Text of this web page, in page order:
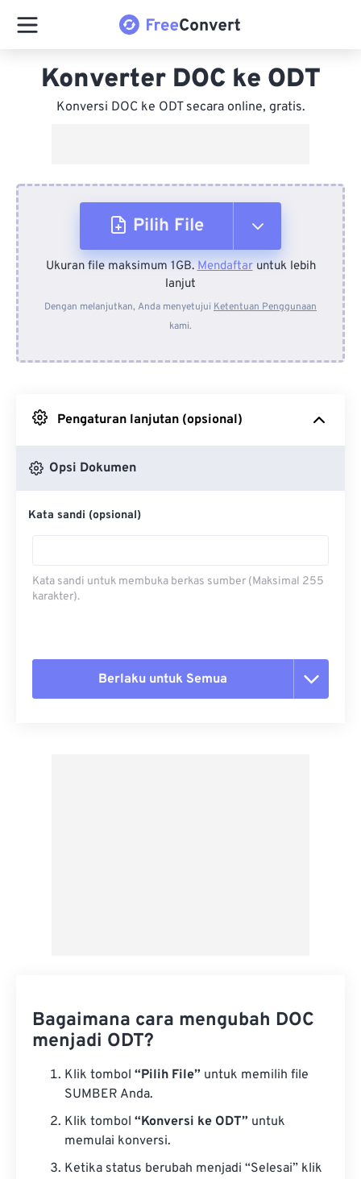
Konverter DOC ke ODT
Konversi DOC ke ODT secara online, gratis.
Pilih File
Dari Perangkat
Dari Dropbox
Ukuran file maksimum 1GB.Mendaftaruntuk lebih
lanjut
Dengan melanjutkan, Anda menyetujui Ketentuan Penggunaan
kami.
Pengaturan lanjutan (opsional)
Opsi Dokumen
Kata sandi (opsional)
Kata sandi untuk membuka berkas sumber (Maksimal 255
karakter).
Berlaku untuk Semua
Bagaimana cara mengubah DOC
menjadi ODT?
Klik tombol “Pilih File” untuk memilih file
SUMBER Anda.
Klik tombol “Konversi ke ODT” untuk
memulai konversi.
Ketika status berubah menjadi “Selesai” klik